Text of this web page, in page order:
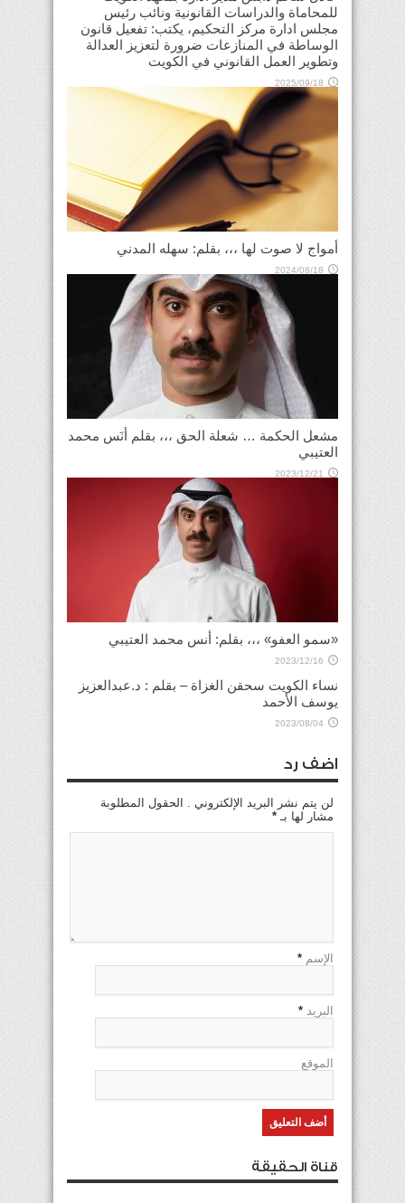
للمحاماة والدراسات القانونية ونائب رئيس
مجلس ادارة مركز التحكيم، يكتب: تفعيل قانون
الوساطة في المنازعات ضرورة لتعزيز العدالة
وتطوير العمل القانوني في الكويت
2025/09/18
أمواج لا صوت لها ،،، بقلم: سهله المدني
2024/08/18
مشعل الحكمة … شعلة الحق ،،، بقلم أنَس محمد
العتيبي
2023/12/21
«سمو العفو» ،،، بقلم: أنس محمد العتيبي
2023/12/16
نساء الكويت سحقن الغزاة – بقلم : د.عبدالعزيز
يوسف الأحمد
2023/08/04
اضف رد
لن يتم نشر البريد الإلكتروني . الحقول المطلوبة
مشار لها بـ *
الإسم *
البريد *
الموقع
قناة الحقيقة